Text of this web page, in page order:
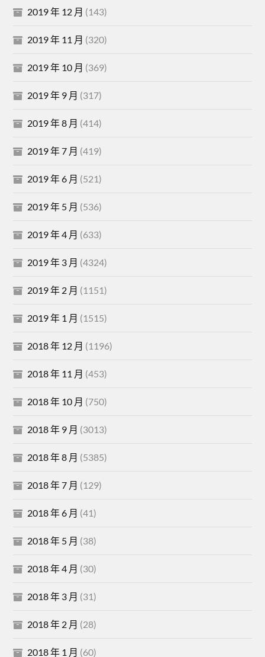
2019 年 12 月 (143)
2019 年 11 月 (320)
2019 年 10 月 (369)
2019 年 9 月 (317)
2019 年 8 月 (414)
2019 年 7 月 (419)
2019 年 6 月 (521)
2019 年 5 月 (536)
2019 年 4 月 (633)
2019 年 3 月 (4324)
2019 年 2 月 (1151)
2019 年 1 月 (1515)
2018 年 12 月 (1196)
2018 年 11 月 (453)
2018 年 10 月 (750)
2018 年 9 月 (3013)
2018 年 8 月 (5385)
2018 年 7 月 (129)
2018 年 6 月 (41)
2018 年 5 月 (38)
2018 年 4 月 (30)
2018 年 3 月 (31)
2018 年 2 月 (28)
2018 年 1 月 (60)